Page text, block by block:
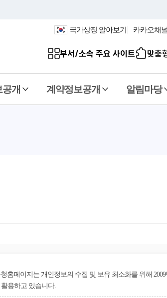
국가상징 알아보기 카카오채널
부서/소속 주요 사이트 맞춤
개 계약정보공개 알림마당
홈페이지는 개인정보의 수집 및 보유 최소화를 위해
활용하고 있습니다.